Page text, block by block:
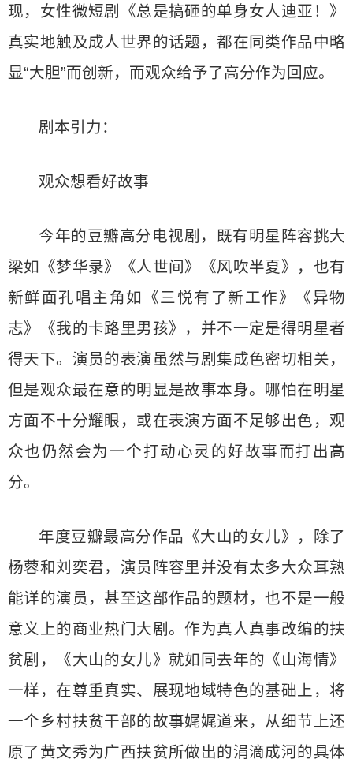
现，女性微短剧《总是搞砸的单身女人迪亚！》
真实地触及成人世界的话题，都在同类作品中略
显“大胆”而创新，而观众给予了高分作为回应。
剧本引力：
观众想看好故事
今年的豆瓣高分电视剧，既有明星阵容挑大
梁如《梦华录》《人世间》《风吹半夏》，也有
新鲜面孔唱主角如《三悦有了新工作》《异物
志》《我的卡路里男孩》，并不一定是得明星者
得天下。演员的表演虽然与剧集成色密切相关，
但是观众最在意的明显是故事本身。哪怕在明星
方面不十分耀眼，或在表演方面不足够出色，观
众也仍然会为一个打动心灵的好故事而打出高
分。
年度豆瓣最高分作品《大山的女儿》，除了
杨蓉和刘奕君，演员阵容里并没有太多大众耳熟
能详的演员，甚至这部作品的题材，也不是一般
意义上的商业热门大剧。作为真人真事改编的扶
贫剧，《大山的女儿》就如同去年的《山海情》
一样，在尊重真实、展现地域特色的基础上，将
一个乡村扶贫干部的故事娓娓道来，从细节上还
原了黄文秀为广西扶贫所做出的涓滴成河的具体